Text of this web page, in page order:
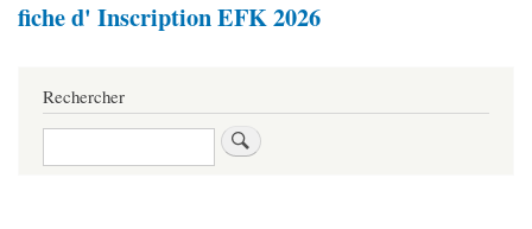
fiche d' Inscription EFK 2026
Rechercher
Rechercher